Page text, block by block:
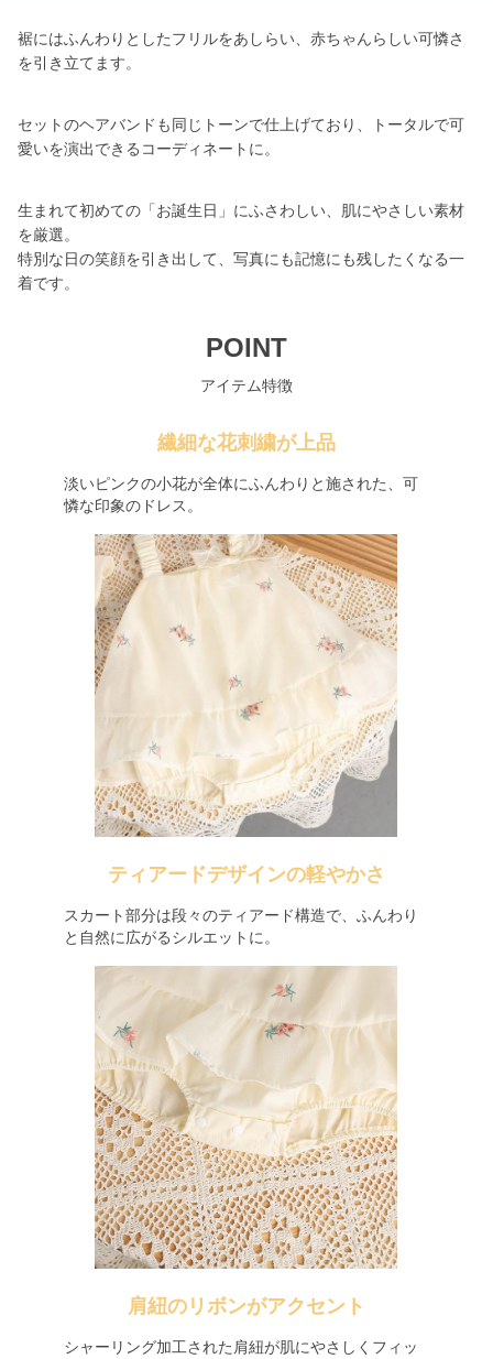
裾にはふんわりとしたフリルをあしらい、赤ちゃんらしい可憐さ
を引き立てます。
セットのヘアバンドも同じトーンで仕上げており、トータルで可
愛いを演出できるコーディネートに。
生まれて初めての「お誕生日」にふさわしい、肌にやさしい素材
を厳選。
特別な日の笑顔を引き出して、写真にも記憶にも残したくなる一
着です。
POINT
アイテム特徴
繊細な花刺繍が上品
淡いピンクの小花が全体にふんわりと施された、可
憐な印象のドレス。
ティアードデザインの軽やかさ
スカート部分は段々のティアード構造で、ふんわり
と自然に広がるシルエットに。
肩紐のリボンがアクセント
シャーリング加工された肩紐が肌にやさしくフィッ